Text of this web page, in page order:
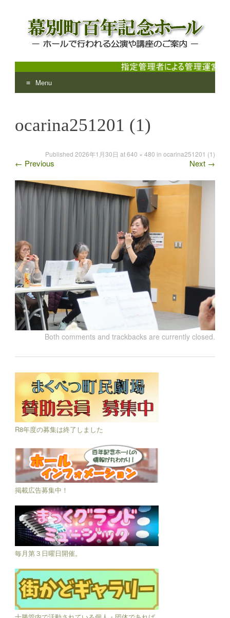
幕別町百年記念ホール
ホールで行われる公演や講座のご案内
Menu
content
ocarina251201 (1)
Published 2026年1月30日 at640 × 480 in ocarina251201 (1)
← Previous Next →
Both comments and trackbacks are currently closed.
R8年度の募集は終了しました
掲載広告募集中！
毎月第３日曜日開催。